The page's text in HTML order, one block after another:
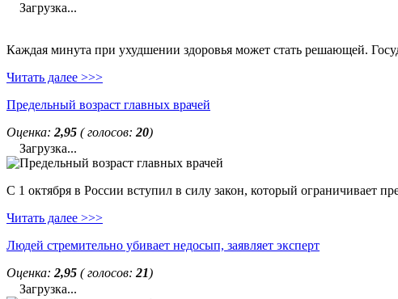
Загрузка...
Каждая минута при ухудшении здоровья может стать решающей.
Читать далее >>>
Предельный возраст главных врачей
Оценка: 2,95 ( голосов: 20)
Загрузка...
С 1 октября в России вступил в силу закон, который ограничивает
Читать далее >>>
Людей стремительно убивает недосып, заявляет эксперт
Оценка: 2,95 ( голосов: 21)
Загрузка...